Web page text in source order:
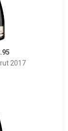
2017